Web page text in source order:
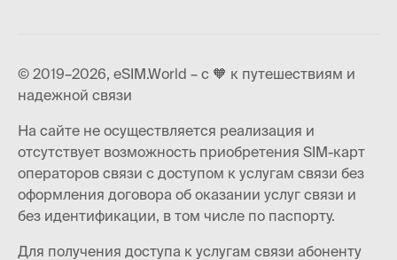
© 2019–2026, eSIM.World – с 🧡 к путешествиям и
надежной связи
На сайте не осуществляется реализация и
отсутствует возможность приобретения SIM-карт
операторов связи с доступом к услугам связи без
оформления договора об оказании услуг связи и
без идентификации, в том числе по паспорту.
Для получения доступа к услугам связи абоненту